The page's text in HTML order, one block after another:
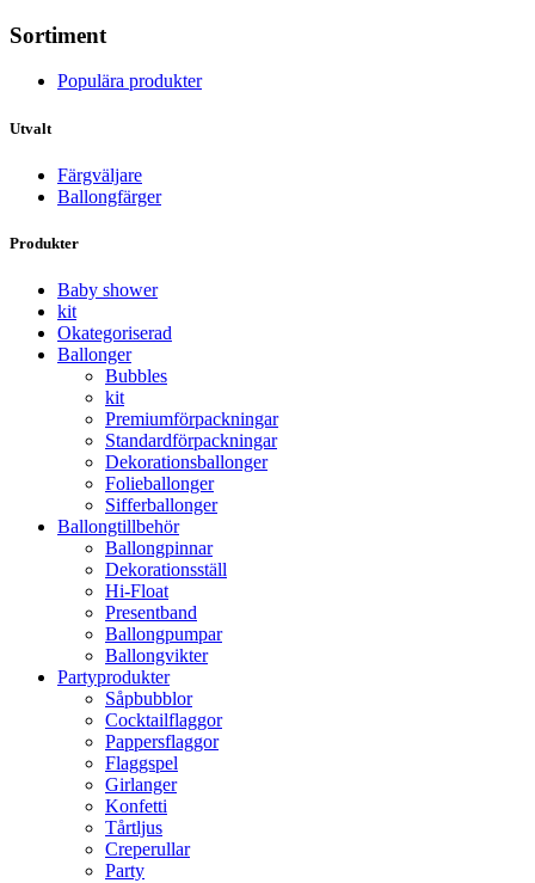
Sortiment
Populära produkter
Utvalt
Färgväljare
Ballongfärger
Produkter
Baby shower
kit
Okategoriserad
Ballonger
Bubbles
kit
Premium­förpackningar
Standard­­förpackningar
Dekorations­ballonger
Folie­­­ballonger
Siffer­­ballonger
Ballong­tillbehör
Ballongpinnar
Dekorationsställ
Hi-Float
Presentband
Ballongpumpar
Ballong­vikter
Party­­produkter
Såpbubblor
Cocktail­flaggor
Pappers­flaggor
Flaggspel
Girlanger
Konfetti
Tårtljus
Creperullar
Party